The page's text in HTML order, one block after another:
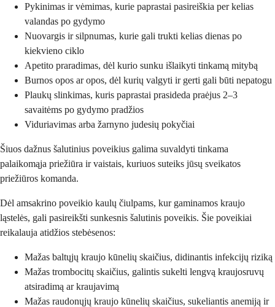
Pykinimas ir vėmimas, kurie paprastai pasireiškia per kelias
valandas po gydymo
Nuovargis ir silpnumas, kurie gali trukti kelias dienas po
kiekvieno ciklo
Apetito praradimas, dėl kurio sunku išlaikyti tinkamą mitybą
Burnos opos ar opos, dėl kurių valgyti ir gerti gali būti nepatogu
Plaukų slinkimas, kuris paprastai prasideda praėjus 2–3
savaitėms po gydymo pradžios
Viduriavimas arba žarnyno judesių pokyčiai
Šiuos dažnus šalutinius poveikius galima suvaldyti tinkama
palaikomąja priežiūra ir vaistais, kuriuos suteiks jūsų sveikatos
priežiūros komanda.
Dėl amsakrino poveikio kaulų čiulpams, kur gaminamos kraujo
ląstelės, gali pasireikšti sunkesnis šalutinis poveikis. Šie poveikiai
reikalauja atidžios stebėsenos:
Mažas baltųjų kraujo kūnelių skaičius, didinantis infekcijų riziką
Mažas trombocitų skaičius, galintis sukelti lengvą kraujosruvų
atsiradimą ar kraujavimą
Mažas raudonųjų kraujo kūnelių skaičius, sukeliantis anemiją ir